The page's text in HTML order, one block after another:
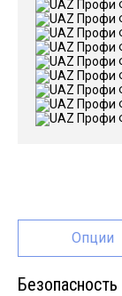
Опции
Безопасность